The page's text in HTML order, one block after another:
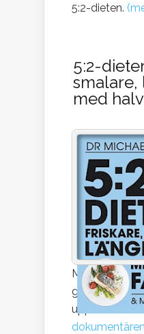
5:2-dieten.
5:2-
smalare,
med
Michael
gjorde den